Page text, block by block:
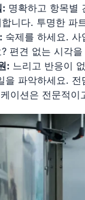
: 명확하고 항목별
니다. 투명한 파
숙제를 하세요.
편견 없는 시각
: 느리고 반응이
을 파악하세요.
이션은 전문적